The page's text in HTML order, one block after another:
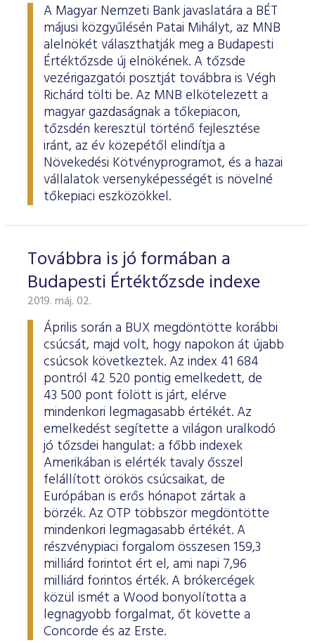
A Magyar Nemzeti Bank javaslatára a BÉT
májusi közgyűlésén Patai Mihályt, az MNB
alelnökét választhatják meg a Budapesti
Értéktőzsde új elnökének. A tőzsde
vezérigazgatói posztját továbbra is Végh
Richárd tölti be. Az MNB elkötelezett a
magyar gazdaságnak a tőkepiacon,
tőzsdén keresztül történő fejlesztése
iránt, az év közepétől elindítja a
Növekedési Kötvényprogramot, és a hazai
vállalatok versenyképességét is növelné
tőkepiaci eszközökkel.
Továbbra is jó formában a
Budapesti Értéktőzsde indexe
2019. máj. 02.
Április során a BUX megdöntötte korábbi
csúcsát, majd volt, hogy napokon át újabb
csúcsok következtek. Az index 41 684
pontról 42 520 pontig emelkedett, de
43 500 pont fölött is járt, elérve
mindenkori legmagasabb értékét. Az
emelkedést segítette a világon uralkodó
jó tőzsdei hangulat: a főbb indexek
Amerikában is elérték tavaly ősszel
felállított örökös csúcsaikat, de
Európában is erős hónapot zártak a
börzék. Az OTP többször megdöntötte
mindenkori legmagasabb értékét. A
részvénypiaci forgalom összesen 159,3
milliárd forintot ért el, ami napi 7,96
milliárd forintos érték. A brókercégek
közül ismét a Wood bonyolította a
legnagyobb forgalmat, őt követte a
Concorde és az Erste.